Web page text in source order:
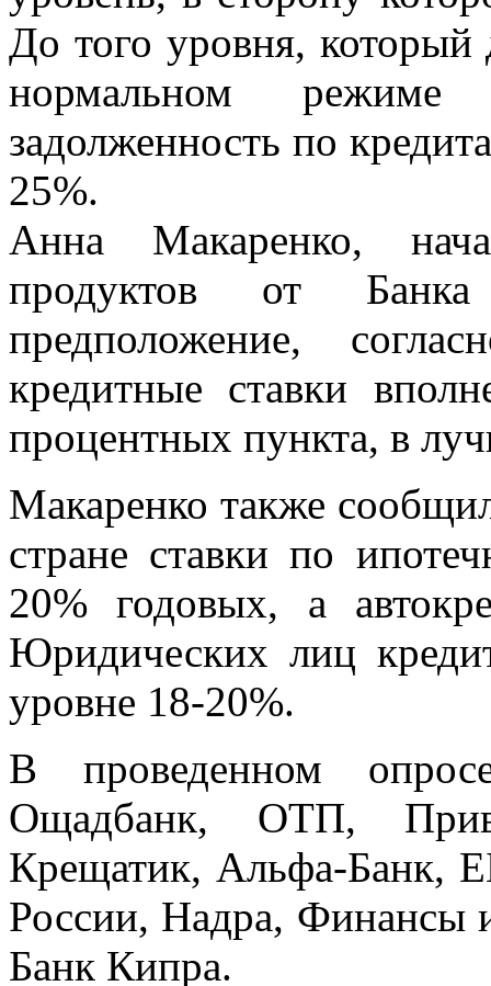
До того уровня, который
нормальном режиме
задолженность по
25%.
Анна Макаренко,
продуктов от
предположение,
кредитные ставки
процентных пункта, в
Макаренко также
стране ставки по
20% годовых, а
Юридических лиц
уровне 18-20%.
В проведенном
Ощадбанк, ОТП,
Крещатик, Альфа-Банк,
России, Надра, Финансы
Банк Кипра.